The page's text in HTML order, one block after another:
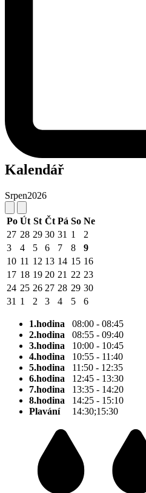
Kalendář
Srpen2026
Po Út St Čt Pá So Ne
27 28 29 30 31 1
2
3
4 5 6 7 8
9
10 11 12 13 14 15 16
17 18 19 20 21 22 23
24 25 26 27 28 29 30
31 1 2 3 4 5 6
1.hodina 08:00 - 08:45
2.hodina 08:55 - 09:40
3.hodina 10:00 - 10:45
4.hodina 10:55 - 11:40
5.hodina 11:50 - 12:35
6.hodina 12:45 - 13:30
7.hodina 13:35 - 14:20
8.hodina 14:25 - 15:10
Plavání14:30;15:30